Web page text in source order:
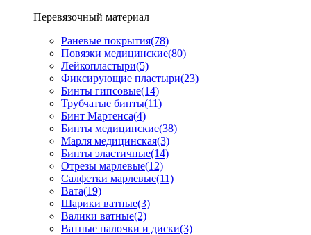
Перевязочный материал
Раневые покрытия(78)
Повязки медицинские(80)
Лейкопластыри(5)
Фиксирующие пластыри(23)
Бинты гипсовые(14)
Трубчатые бинты(11)
Бинт Мартенса(4)
Бинты медицинские(38)
Марля медицинская(3)
Бинты эластичные(14)
Отрезы марлевые(12)
Салфетки марлевые(11)
Вата(19)
Шарики ватные(3)
Валики ватные(2)
Ватные палочки и диски(3)